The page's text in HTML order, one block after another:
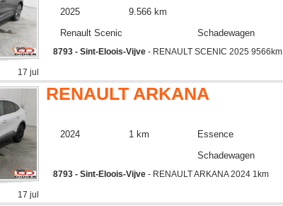
17 jul
2025
9.566 km
Renault Scenic
Schadewagen
8793 - Sint-Eloois-Vijve - RENAULT SCENIC 2025 9566km
17 jul
RENAULT ARKANA
2024 1 km
Essence
Schadewagen
8793 - Sint-Eloois-Vijve - RENAULT ARKANA 2024 1km